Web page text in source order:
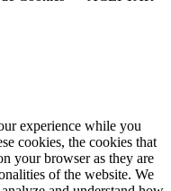
experience while you
cookies, the cookies that
your browser as they are
of the website. We